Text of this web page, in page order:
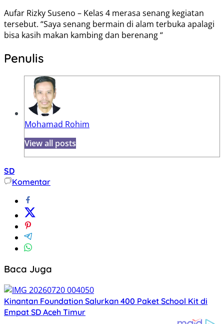
Aufar Rizky Suseno – Kelas 4 merasa senang kegiatan
tersebut. “Saya senang bermain di alam terbuka apalagi
bisa kasih makan kambing dan berenang “
Penulis
Mohamad Rohim
View all posts
SD
Komentar
Baca Juga
Kinantan Foundation Salurkan 400 Paket School Kit di
Empat SD Aceh Timur